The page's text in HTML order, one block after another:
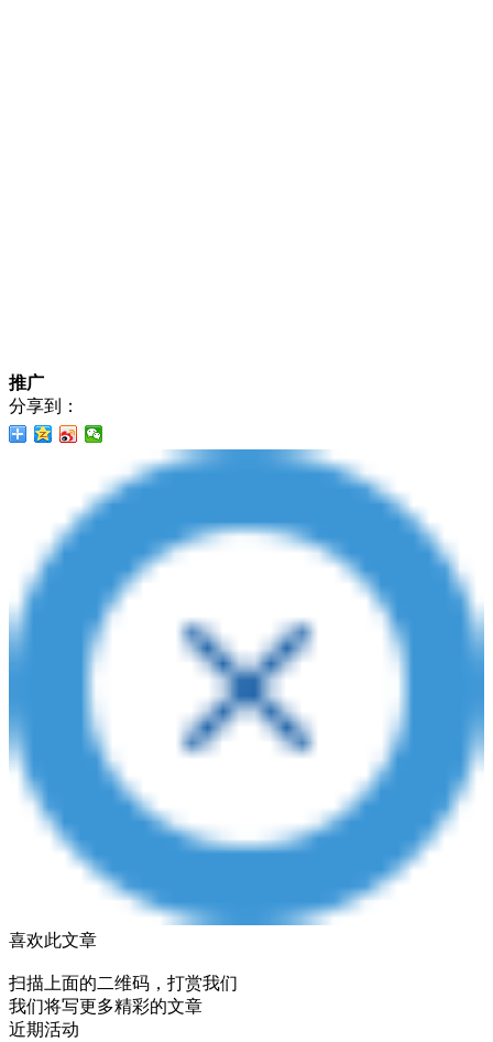
推广
分享到：
喜欢此文章
扫描上面的二维码，打赏我们
我们将写更多精彩的文章
近期活动